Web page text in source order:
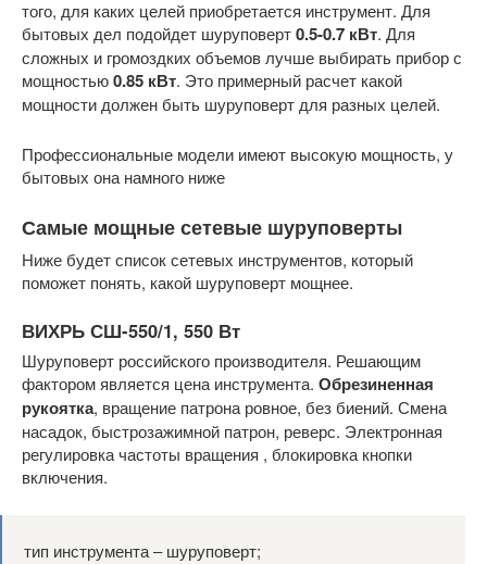
того, для каких целей приобретается инструмент. Для
бытовых дел подойдет шуруповерт0.5-0.7 кВт. Для
сложных и громоздких объемов лучше выбирать прибор с
мощностью0.85 кВт. Это примерный расчет какой
мощности должен быть шуруповерт для разных целей.
Профессиональные модели имеют высокую мощность, у
бытовых она намного ниже
Самые мощные сетевые шуруповерты
Ниже будет список сетевых инструментов, который
поможет понять, какой шуруповерт мощнее.
ВИХРЬ СШ-550/1, 550 Вт
Шуруповерт российского производителя. Решающим
фактором является цена инструмента. Обрезиненная
рукоятка, вращение патрона ровное, без биений. Смена
насадок, быстрозажимной патрон, реверс. Электронная
регулировка частоты вращения , блокировка кнопки
включения.
тип инструмента ‒ шуруповерт;